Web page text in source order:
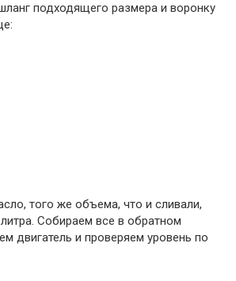
подходящего размера и воронку
того же объема, что и сливали,
Собираем все в обратном
двигатель и проверяем уровень по